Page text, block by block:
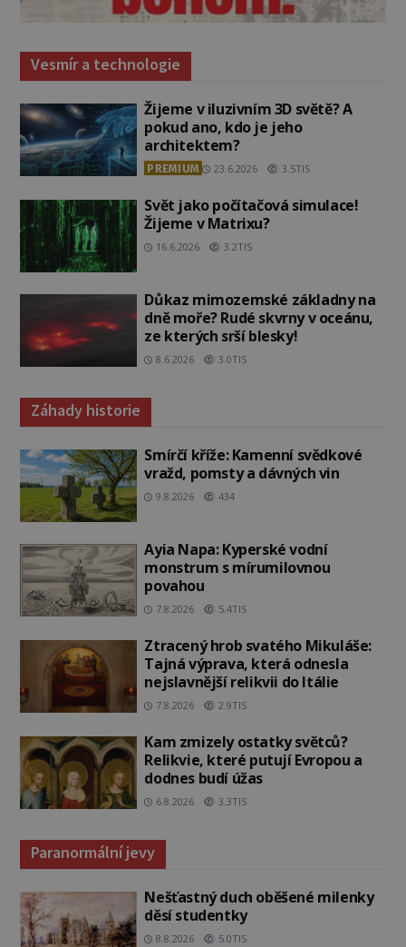
Vesmír a technologie
Žijeme v iluzivním 3D světě? A
pokud ano, kdo je jeho
architektem?
PREMIUM 23.6.2026 3.5TIS
Svět jako počítačová simulace!
Žijeme v Matrixu?
16.6.2026 3.2TIS
Důkaz mimozemské základny na
dně moře? Rudé skvrny v oceánu,
ze kterých srší blesky!
8.6.2026 3.0TIS
Záhady historie
Smírčí kříže: Kamenní svědkové
vražd, pomsty a dávných vin
9.8.2026 434
Ayia Napa: Kyperské vodní
monstrum s mírumilovnou
povahou
7.8.2026 5.4TIS
Ztracený hrob svatého Mikuláše:
Tajná výprava, která odnesla
nejslavnější relikvii do Itálie
7.8.2026 2.9TIS
Kam zmizely ostatky světců?
Relikvie, které putují Evropou a
dodnes budí úžas
6.8.2026 3.3TIS
Paranormální jevy
Nešťastný duch oběšené milenky
děsí studentky
8.8.2026 5.0TIS